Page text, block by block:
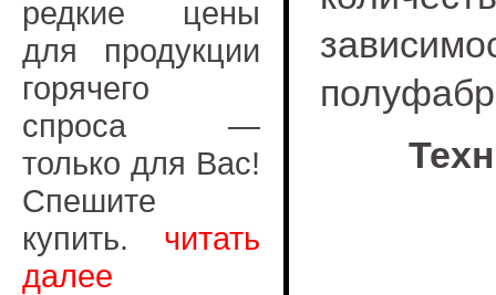
редкие цены
для продукции
горячего
спроса —
только для Вас!
Спешите
купить. читать
далее